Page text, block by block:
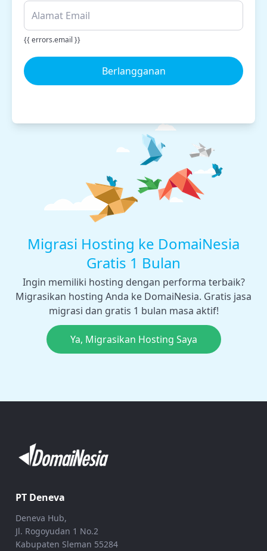
{{ errors.email }}
Berlangganan
Migrasi Hosting ke DomaiNesia
Gratis 1 Bulan
Ingin memiliki hosting dengan performa terbaik?
Migrasikan hosting Anda ke DomaiNesia. Gratis jasa
migrasi dan gratis 1 bulan masa aktif!
Ya, Migrasikan Hosting Saya
PT Deneva
Deneva Hub,
Jl. Rogoyudan 1 No.2
Kabupaten Sleman 55284